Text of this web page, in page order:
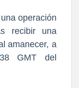
operación
recibir una
amanecer, a
GMT del